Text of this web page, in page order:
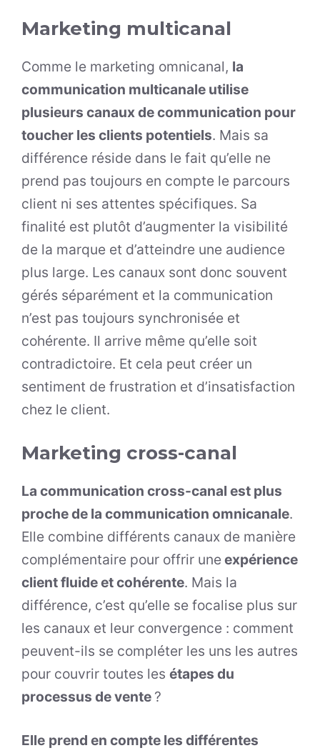
Marketing multicanal
Comme le marketing omnicanal, la
communication multicanale utilise
plusieurs canaux de communication pour
toucher les clients potentiels. Mais sa
différence réside dans le fait qu’elle ne
prend pas toujours en compte le parcours
client ni ses attentes spécifiques. Sa
finalité est plutôt d’augmenter la visibilité
de la marque et d’atteindre une audience
plus large. Les canaux sont donc souvent
gérés séparément et la communication
n’est pas toujours synchronisée et
cohérente. Il arrive même qu’elle soit
contradictoire. Et cela peut créer un
sentiment de frustration et d’insatisfaction
chez le client.
Marketing cross-canal
La communication cross-canal est plus
proche de la communication omnicanale.
Elle combine différents canaux de manière
complémentaire pour offrir uneexpérience
client fluide et cohérente. Mais la
différence, c’est qu’elle se focalise plus sur
les canaux et leur convergence : comment
peuvent-ils se compléter les uns les autres
pour couvrir toutes les étapes du
processus de vente ?
Elle prend en compte les différentes